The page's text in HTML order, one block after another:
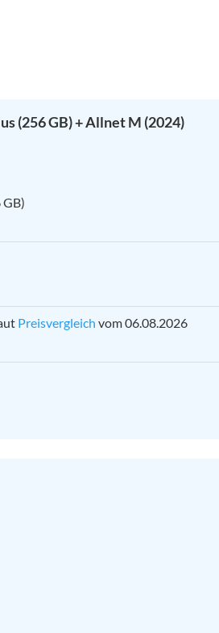
(256 GB) + Allnet M (2024)
GB)
Preisvergleich vom 06.08.2026